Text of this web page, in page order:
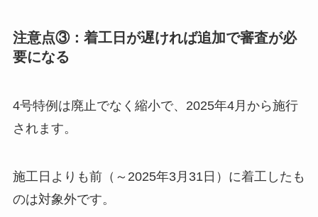
注意点③：着工日が遅ければ追加で審査が必
要になる
4号特例は廃止でなく縮小で、2025年4月から施行
されます。
施工日よりも前（～2025年3月31日）に着工したも
のは対象外です。